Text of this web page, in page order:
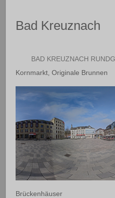
Bad Kreuznach
BAD KREUZNACH
Kornmarkt, Originale Brunnen
Brückenhäuser